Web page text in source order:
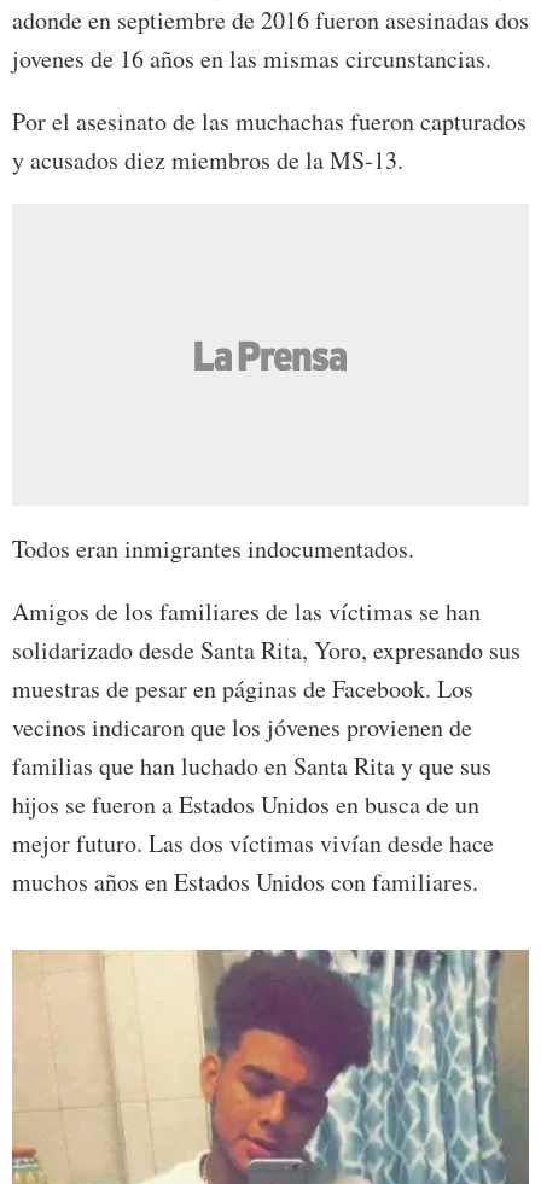
adonde en septiembre de 2016 fueron asesinadas dos
jovenes de 16 años en las mismas circunstancias.
Por el asesinato de las muchachas fueron capturados
y acusados diez miembros de la MS-13.
Todos eran inmigrantes indocumentados.
Amigos de los familiares de las víctimas se han
solidarizado desde Santa Rita, Yoro, expresando sus
muestras de pesar en páginas de Facebook. Los
vecinos indicaron que los jóvenes provienen de
familias que han luchado en Santa Rita y que sus
hijos se fueron a Estados Unidos en busca de un
mejor futuro. Las dos víctimas vivían desde hace
muchos años en Estados Unidos con familiares.